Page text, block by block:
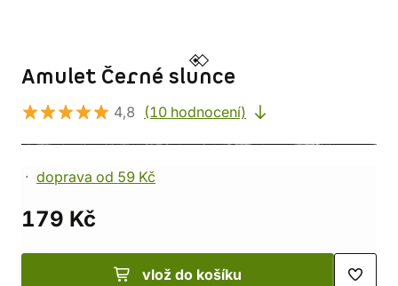
Amulet Černé slunce
4,8 (10 hodnocení)
doprava od 59 Kč
179 Kč
vlož do košíku